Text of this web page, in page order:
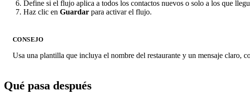
Define si el flujo aplica a todos los contactos nuevos o solo a los que
Haz clic en Guardar para activar el flujo.
CONSEJO
Usa una plantilla que incluya el nombre del restaurante y un mensaje claro,
Qué pasa después